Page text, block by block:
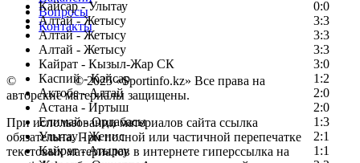
Кайсар - Улытау
0:0
Алтай - Жетысу
3:3
Алтай - Жетысу
3:3
Алтай - Жетысу
3:3
Кайрат - Кызыл-Жар СК
3:0
Каспий - Кайсар
1:2
Актобе - Алтай
2:0
Астана - Иртыш
2:0
Елимай - Ордабасы
1:3
Улытау - Женис
2:1
Кайрат - Атырау
1:1
Вопросы
Контакты
© Copyright© 2025 «Sportinfo.kz» Все права на
авторские материалы защищены.
При использовании материалов сайта ссылка
обязательна. При полной или частичной перепечатке
текстовых материалов в интернете гиперссылка на